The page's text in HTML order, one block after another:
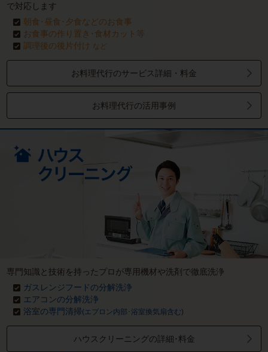
で対応します
朝食･昼食･夕食などのお食事
お食事の作り置き･食材カット等
調理後の後片付け など
お料理代行のサービス詳細・料金
お料理代行の活用事例
専門知識と技術を持ったプロが専用機材や洗剤で徹底洗浄
ガスレンジフードの分解洗浄
エアコンの分解洗浄
浴室の専門清掃(エプロン内部･浴室換気扇含む)
ハウスクリーニングの詳細･料金